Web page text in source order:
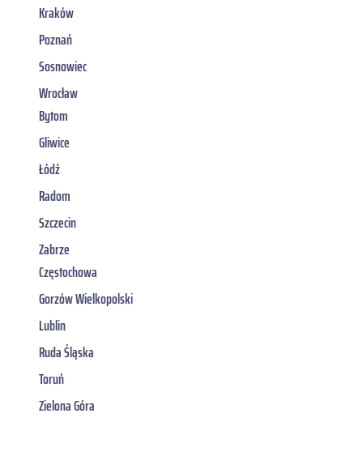
Kraków
Poznań
Sosnowiec
Wrocław
Bytom
Gliwice
Łódź
Radom
Szczecin
Zabrze
Częstochowa
Gorzów Wielkopolski
Lublin
Ruda Śląska
Toruń
Zielona Góra